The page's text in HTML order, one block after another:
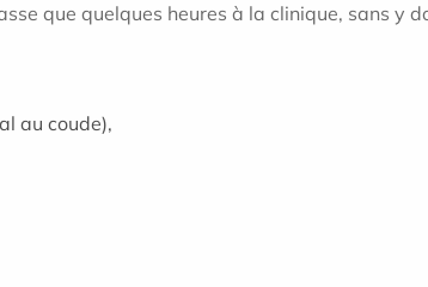
que quelques heures à la clinique, sans y
au coude),